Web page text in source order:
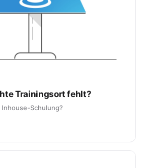
Trainingsort fehlt?
Schulung?